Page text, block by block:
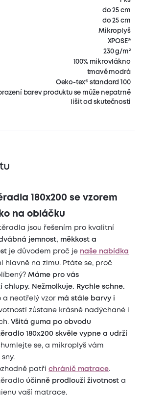
do 25 cm
do 25 cm
Mikroplyš
XPOSE®
230 g/m²
100% mikrovlákno
tmavě modrá
Oeko-tex® standard 100
barev produktu se může nepatrně
lišit od skutečnosti
180x200 se vzorem
na obláčku
jsou řešením pro kvalitní
jemnost, měkkost a
je důvodem proč je naše nabídka
hlavně na zimu. Ptáte se, proč
Máme pro vás
chlupy. Nežmolkuje. Rychle schne.
a neotřelý vzor má stále barvy i
zůstane krásně nadýchané i
Všitá guma po obvodu
180x200 skvěle vypne a udrží
se, a mikroplyš vám
patříchránič matrace.
účinně prodlouží životnost a
vaší matrace.